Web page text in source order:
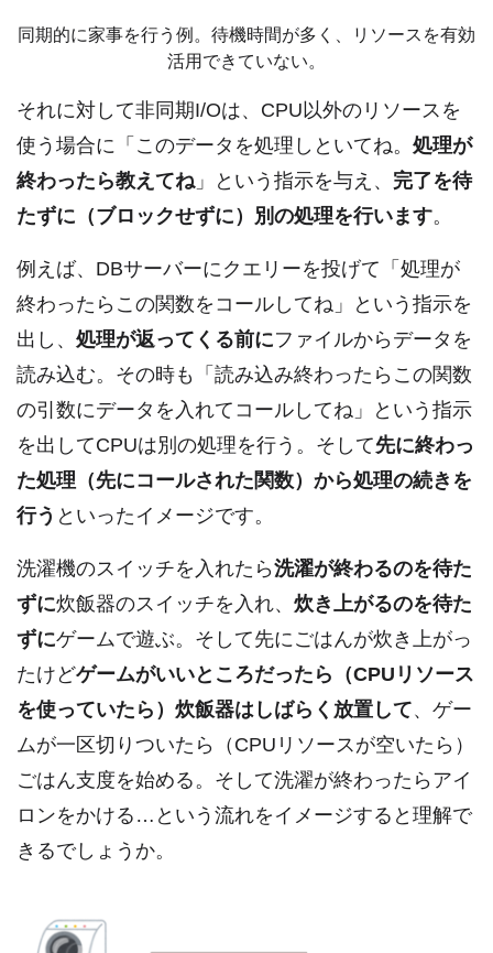
同期的に家事を行う例。待機時間が多く、リソースを有効
活用できていない。
それに対して非同期I/Oは、CPU以外のリソースを
使う場合に「このデータを処理しといてね。 処理が
終わったら教えてね 」という指示を与え、 完了を待
たずに（ブロックせずに）別の処理を行います。
例えば、DBサーバーにクエリーを投げて「処理が
終わったらこの関数をコールしてね」という指示を
出し、 処理が返ってくる前にファイルからデータを
読み込む。その時も「読み込み終わったらこの関数
の引数にデータを入れてコールしてね」という指示
を出してCPUは別の処理を行う。そして先に終わっ
た処理（先にコールされた関数）から処理の続きを
行う といったイメージです。
洗濯機のスイッチを入れたら洗濯が終わるのを待た
ずに炊飯器のスイッチを入れ、 炊き上がるのを待た
ずにゲームで遊ぶ。そして先にごはんが炊き上がっ
たけどゲームがいいところだったら（CPUリソース
を使っていたら）炊飯器はしばらく放置して、ゲー
ムが一区切りついたら（CPUリソースが空いたら）
ごはん支度を始める。そして洗濯が終わったらアイ
ロンをかける…という流れをイメージすると理解で
きるでしょうか。